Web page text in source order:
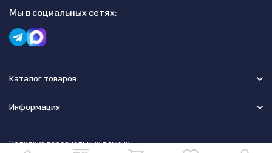
Мы в социальных сетях:
Каталог товаров
Информация
Политика персональных данных